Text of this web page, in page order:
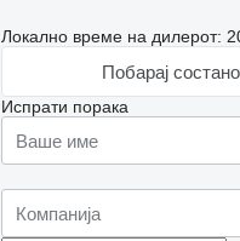
Локално време на дилерот:
Побарај
Испрати порака